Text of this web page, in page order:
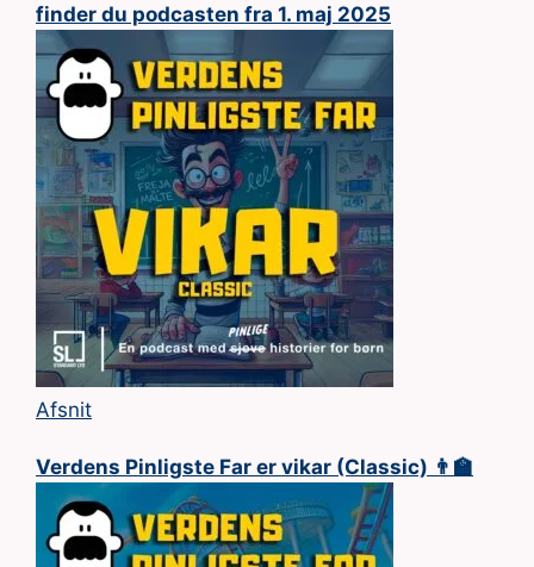
finder du podcasten fra 1. maj 2025
Afsnit
Verdens Pinligste Far er vikar (Classic) 👨‍🏫